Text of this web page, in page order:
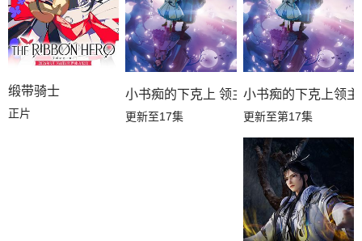
第11集 第10集 第09集
第04集 第03集
缎带骑士
正片
小书痴的下克上 领主的养女
更新至17集
小书痴的下克上领
更新至第17集